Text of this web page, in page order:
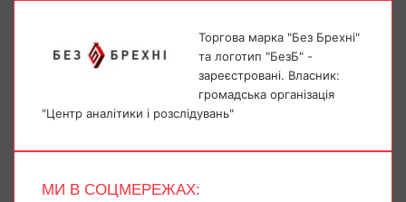
Торгова марка "Без Брехні"
та логотип "БезБ" -
зареєстровані. Власник:
громадська організація
"Центр аналітики і розслідувань"
МИ В СОЦМЕРЕЖАХ: